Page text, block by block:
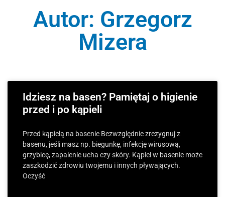
Autor: Grzegorz
Mizera
Idziesz na basen? Pamiętaj o higienie
przed i po kąpieli
Przed kąpielą na basenie Bezwzględnie zrezygnuj z
basenu, jeśli masz np. biegunkę, infekcję wirusową,
grzybicę, zapalenie ucha czy skóry. Kąpiel w basenie może
zaszkodzić zdrowiu twojemu i innych pływających.
Oczyść